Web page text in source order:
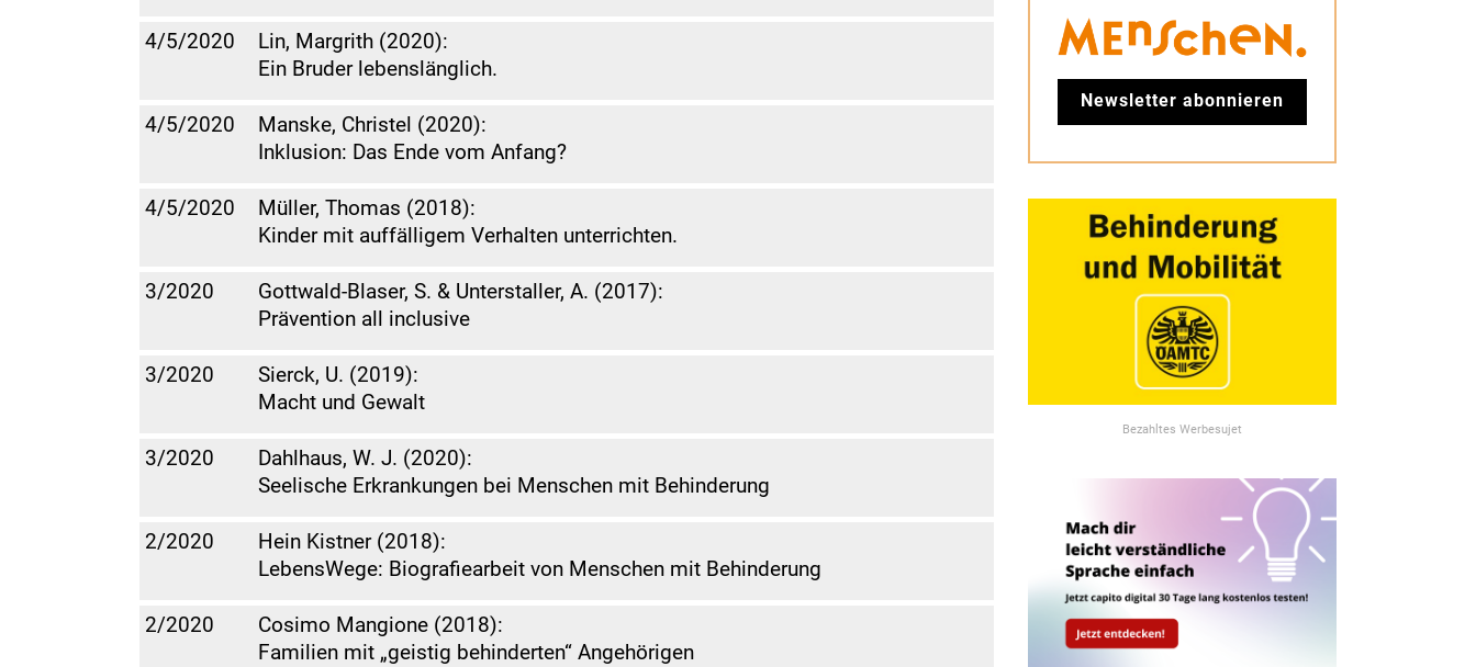
4/5/2020
Lin, Margrith (2020):
Ein Bruder lebenslänglich.
4/5/2020
Manske, Christel (2020):
Inklusion: Das Ende vom Anfang?
4/5/2020
Müller, Thomas (2018):
Kinder mit auffälligem Verhalten unterrichten.
3/2020
Gottwald-Blaser, S. & Unterstaller, A. (2017):
Prävention all inclusive
3/2020
Sierck, U. (2019):
Macht und Gewalt
3/2020
Dahlhaus, W. J. (2020):
Seelische Erkrankungen bei Menschen mit Behinderung
2/2020
Hein Kistner (2018):
LebensWege: Biografiearbeit von Menschen mit Behinderung
2/2020
Cosimo Mangione (2018):
Familien mit „geistig behinderten“ Angehörigen
Newsletter abonnieren
Bezahltes Werbesujet